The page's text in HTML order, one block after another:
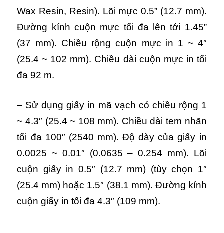
Wax Resin, Resin). Lõi mực 0.5” (12.7 mm).
Đường kính cuộn mực tối đa lên tới 1.45”
(37 mm). Chiều rộng cuộn mực in 1 ~ 4″
(25.4 ~ 102 mm). Chiều dài cuộn mực in tối
đa 92 m.
– Sử dụng giấy in mã vạch có chiều rộng 1
~ 4.3″ (25.4 ~ 108 mm). Chiều dài tem nhãn
tối đa 100″ (2540 mm). Độ dày của giấy in
0.0025 ~ 0.01″ (0.0635 – 0.254 mm). Lõi
cuộn giấy in 0.5″ (12.7 mm) (tùy chọn 1″
(25.4 mm) hoặc 1.5″ (38.1 mm). Đường kính
cuộn giấy in tối đa 4.3″ (109 mm).